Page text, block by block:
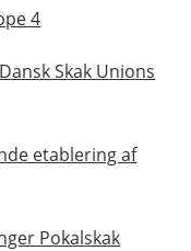
4
Skak Unions
etablering af
Pokalskak